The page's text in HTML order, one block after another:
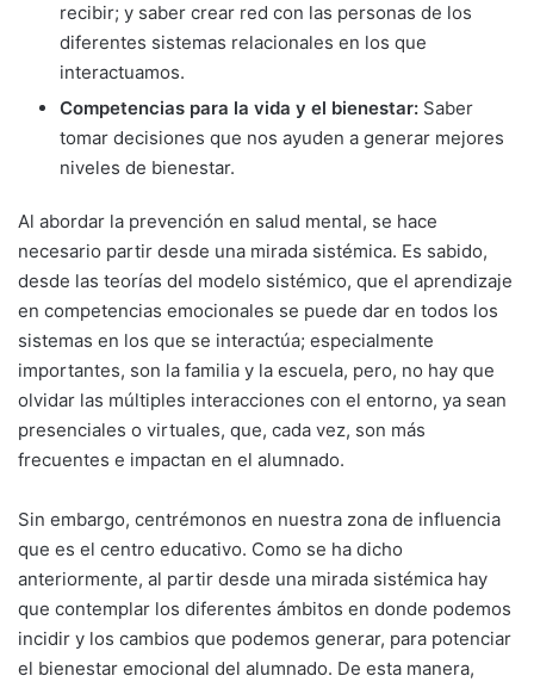
recibir; y saber crear red con las personas de los
diferentes sistemas relacionales en los que
interactuamos.
Competencias para la vida y el bienestar: Saber
tomar decisiones que nos ayuden a generar mejores
niveles de bienestar.
Al abordar la prevención en salud mental, se hace
necesario partir desde una mirada sistémica. Es sabido,
desde las teorías del modelo sistémico, que el aprendizaje
en competencias emocionales se puede dar en todos los
sistemas en los que se interactúa; especialmente
importantes, son la familia y la escuela, pero, no hay que
olvidar las múltiples interacciones con el entorno, ya sean
presenciales o virtuales, que, cada vez, son más
frecuentes e impactan en el alumnado.
Sin embargo, centrémonos en nuestra zona de influencia
que es el centro educativo. Como se ha dicho
anteriormente, al partir desde una mirada sistémica hay
que contemplar los diferentes ámbitos en donde podemos
incidir y los cambios que podemos generar, para potenciar
el bienestar emocional del alumnado. De esta manera,